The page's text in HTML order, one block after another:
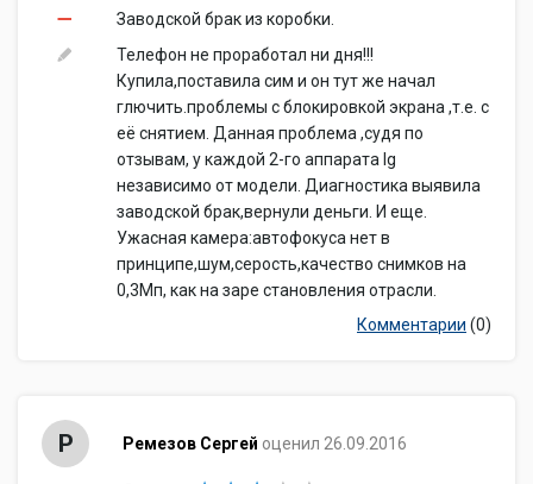
Заводской брак из коробки.
Телефон не проработал ни дня!!!
Купила,поставила сим и он тут же начал
глючить.проблемы с блокировкой экрана ,т.е. с
её снятием. Данная проблема ,судя по
отзывам, у каждой 2-го аппарата lg
независимо от модели. Диагностика выявила
заводской брак,вернули деньги. И еще.
Ужасная камера:автофокуса нет в
принципе,шум,серость,качество снимков на
0,3Мп, как на заре становления отрасли.
Комментарии (0)
Р Ремезов Сергей оценил 26.09.2016